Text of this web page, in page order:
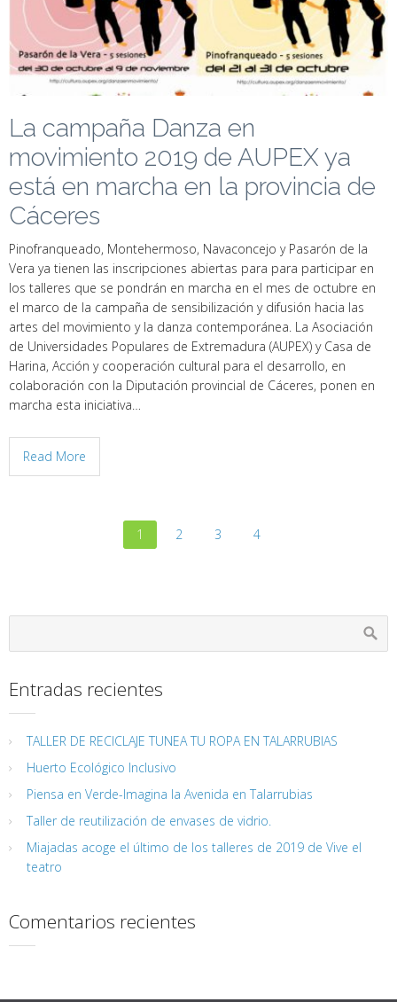
La campaña Danza en
movimiento 2019 de AUPEX ya
está en marcha en la provincia de
Cáceres
Pinofranqueado, Montehermoso, Navaconcejo y Pasarón de la
Vera ya tienen las inscripciones abiertas para para participar en
los talleres que se pondrán en marcha en el mes de octubre en
el marco de la campaña de sensibilización y difusión hacia las
artes del movimiento y la danza contemporánea. La Asociación
de Universidades Populares de Extremadura (AUPEX) y Casa de
Harina, Acción y cooperación cultural para el desarrollo, en
colaboración con la Diputación provincial de Cáceres, ponen en
marcha esta iniciativa…
Read More
1 2 3 4
Entradas recientes
TALLER DE RECICLAJE TUNEA TU ROPA EN TALARRUBIAS
Huerto Ecológico Inclusivo
Piensa en Verde-Imagina la Avenida en Talarrubias
Taller de reutilización de envases de vidrio.
Miajadas acoge el último de los talleres de 2019 de Vive el
teatro
Comentarios recientes